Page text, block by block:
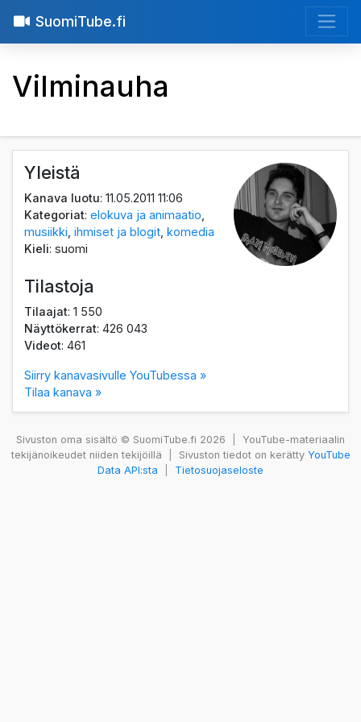
SuomiTube.fi
Vilminauha
Yleistä
Kanava luotu: 11.05.2011 11:06
Kategoriat:elokuva ja animaatio
musiikki ,ihmiset ja blogit ,komedia
Kieli: suomi
Tilastoja
Tilaajat: 1 550
Näyttökerrat: 426 043
Videot: 461
Siirry kanavasivulle YouTubessa »
Tilaa kanava »
Sivuston oma sisältö © SuomiTube.fi 2026
YouTube-materiaalin
tekijänoikeudet niiden tekijöillä
Sivuston tiedot on kerätty YouTube
Data API:sta
Tietosuojaseloste